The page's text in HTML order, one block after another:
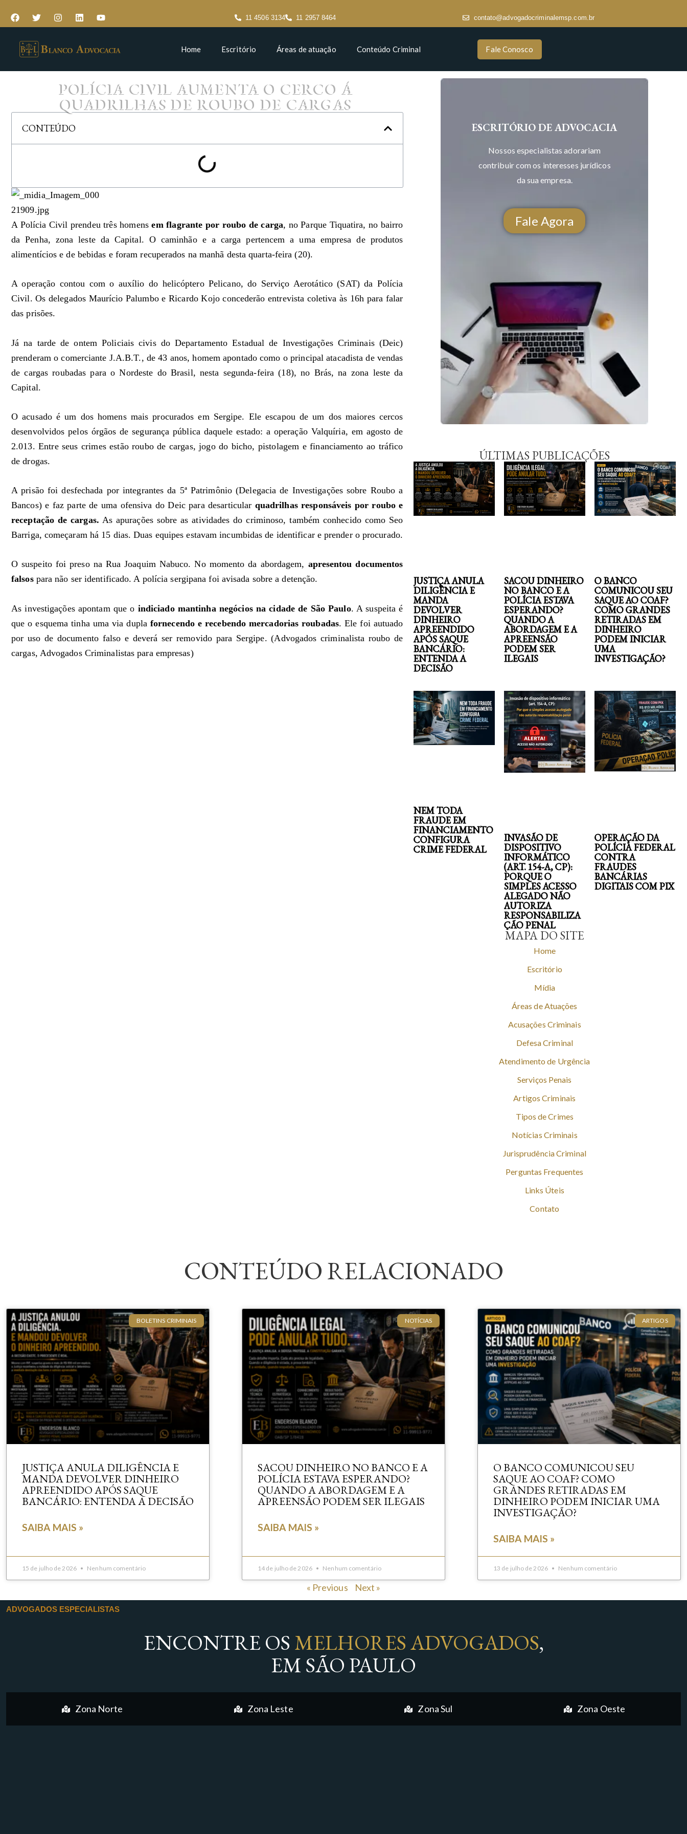
11 4506 3134 11 2957 8464 contato@advogadocriminalemsp.com.br
Home Escritório Áreas de atuação Conteúdo Criminal Fale Conosco
POLÍCIA CIVIL AUMENTA O CERCO Á
QUADRILHAS DE ROUBO DE CARGAS
CONTEÚDO
A Polícia Civil prendeu três homensem flagrante por roubo de carga, no Parque Tiquatira, no bairro
da Penha, zona leste da Capital. O caminhão e a carga pertencem a uma empresa de produtos
alimentícios e de bebidas e foram recuperados na manhã desta quarta-feira (20).
A operação contou com o auxílio do helicóptero Pelicano, do Serviço Aerotático (SAT) da Polícia
Civil. Os delegados Maurício Palumbo e Ricardo Kojo concederão entrevista coletiva às 16h para falar
das prisões.
Já na tarde de ontem Policiais civis do Departamento Estadual de Investigações Criminais (Deic)
prenderam o comerciante J.A.B.T., de 43 anos, homem apontado como o principal atacadista de vendas
de cargas roubadas para o Nordeste do Brasil, nesta segunda-feira (18), no Brás, na zona leste da
Capital.
O acusado é um dos homens mais procurados em Sergipe. Ele escapou de um dos maiores cercos
desenvolvidos pelos órgãos de segurança pública daquele estado: a operação Valquíria, em agosto de
2.013. Entre seus crimes estão roubo de cargas, jogo do bicho, pistolagem e financiamento ao tráfico
de drogas.
A prisão foi desfechada por integrantes da 5ª Patrimônio (Delegacia de Investigações sobre Roubo a
Bancos) e faz parte de uma ofensiva do Deic para desarticular quadrilhas responsáveis por roubo e
receptação de cargas. As apurações sobre as atividades do criminoso, também conhecido como Seo
Barriga, começaram há 15 dias. Duas equipes estavam incumbidas de identificar e prender o procurado.
O suspeito foi preso na Rua Joaquim Nabuco. No momento da abordagem, apresentou documentos
falsospara não ser identificado. A polícia sergipana foi avisada sobre a detenção.
As investigações apontam que o indiciado mantinha negócios na cidade de São Paulo. A suspeita é
que o esquema tinha uma via dupla fornecendo e recebendo mercadorias roubadas. Ele foi autuado
por uso de documento falso e deverá ser removido para Sergipe. (Advogados criminalista roubo de
cargas, Advogados Criminalistas para empresas)
ESCRITÓRIO DE ADVOCACIA
Nossos especialistas adorariam
contribuir com os interesses jurídicos
da sua empresa.
ÚLTIMAS PUBLICAÇÕES
Fale Agora
JUSTIÇA ANULA
DILIGÊNCIA E
MANDA
DEVOLVER
DINHEIRO
APREENDIDO
APÓS SAQUE
BANCÁRIO:
ENTENDA A
DECISÃO
SACOU DINHEIRO
NO BANCO E A
POLÍCIA ESTAVA
ESPERANDO?
QUANDO A
ABORDAGEM E A
APREENSÃO
PODEM SER
ILEGAIS
O BANCO
COMUNICOU SEU
SAQUE AO COAF?
COMO GRANDES
RETIRADAS EM
DINHEIRO
PODEM INICIAR
UMA
INVESTIGAÇÃO?
NEM TODA
FRAUDE EM
FINANCIAMENTO
CONFIGURA
CRIME FEDERAL
INVASÃO DE
DISPOSITIVO
INFORMÁTICO
(ART. 154-A, CP):
PORQUE O
SIMPLES ACESSO
ALEGADO NÃO
AUTORIZA
RESPONSABILIZA
ÇÃO PENAL
OPERAÇÃO DA
POLÍCIA FEDERAL
CONTRA
FRAUDES
BANCÁRIAS
DIGITAIS COM PIX
MAPA DO SITE
Home
Escritório
Mídia
Áreas de Atuações
Acusações Criminais
Defesa Criminal
Atendimento de Urgência
Serviços Penais
Artigos Criminais
Tipos de Crimes
Notícias Criminais
Jurisprudência Criminal
Perguntas Frequentes
Links Úteis
Contato
CONTEÚDO RELACIONADO
BOLETINS CRIMINAIS
JUSTIÇA ANULA DILIGÊNCIA E
MANDA DEVOLVER DINHEIRO
APREENDIDO APÓS SAQUE
BANCÁRIO: ENTENDA A DECISÃO
SAIBA MAIS »
15 de julho de 2026 Nenhum comentário
NOTÍCIAS
SACOU DINHEIRO NO BANCO E A
POLÍCIA ESTAVA ESPERANDO?
QUANDO A ABORDAGEM E A
APREENSÃO PODEM SER ILEGAIS
SAIBA MAIS »
14 de julho de 2026 Nenhum comentário
ARTIGOS
O BANCO COMUNICOU SEU
SAQUE AO COAF? COMO
GRANDES RETIRADAS EM
DINHEIRO PODEM INICIAR UMA
INVESTIGAÇÃO?
SAIBA MAIS »
13 de julho de 2026 Nenhum comentário
« Previous Next »
ADVOGADOS ESPECIALISTAS
ENCONTRE OS MELHORES ADVOGADOS,
EM SÃO PAULO
Zona Norte Zona Leste Zona Sul Zona Oeste